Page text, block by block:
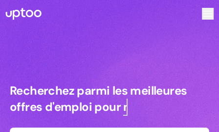
Recherchez parmi les meilleures
Recherchez parmi les meilleures
offres d'emploi pourmanagers